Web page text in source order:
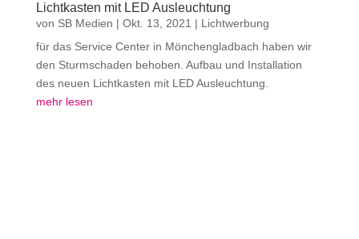
Lichtkasten mit LED Ausleuchtung
von SB Medien | Okt. 13, 2021 | Lichtwerbung
für das Service Center in Mönchengladbach haben wir
den Sturmschaden behoben. Aufbau und Installation
des neuen Lichtkasten mit LED Ausleuchtung.
mehr lesen